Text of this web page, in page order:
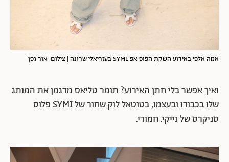
אמה אלפי באירוע השקת הפופ אפ SYMI בעזריאלי שרונה | צילום: אור גפן
ואיך אפשר בלי חתן האירוע? תומר טליאס מדגמן את המותג
שלו בכבודו ובעצמו, בטוטאל לוק שחור של SYMI פלוס
סניקרס של נייקי. חמודי.